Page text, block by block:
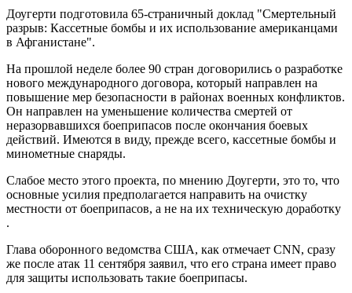
Доугерти подготовила 65-страничный доклад "Смертельный
разрыв: Кассетные бомбы и их использование американцами
в Афганистане".
На прошлой неделе более 90 стран договорились о разработке
нового международного договора, который направлен на
повышение мер безопасности в районах военных конфликтов.
Он направлен на уменьшение количества смертей от
неразорвавшихся боеприпасов после окончания боевых
действий. Имеются в виду, прежде всего, кассетные бомбы и
минометные снаряды.
Слабое место этого проекта, по мнению Доугерти, это то, что
основные усилия предполагается направить на очистку
местности от боеприпасов, а не на их техническую доработку
.
Глава оборонного ведомства США, как отмечает CNN, сразу
же после атак 11 сентября заявил, что его страна имеет право
для защиты использовать такие боеприпасы.